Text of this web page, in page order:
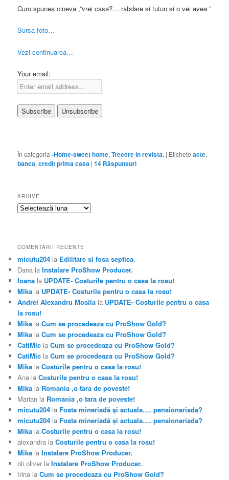
Cum spunea cineva ,”vrei casa?….rabdare si tutun si o vei avea ”
Sursa foto…
Vezi continuarea…
Your email:
În categoria -Home-sweet home,Trecere in revista. | Etichete acte,
banca,credit prima casa |14 Răspunsuri
ARHIVE
Arhive
COMENTARII RECENTE
micutu204 la Edilitare si fosa septica.
Dana laInstalare ProShow Producer.
Ioana la UPDATE- Costurile pentru o casa la rosu!
Mika la UPDATE- Costurile pentru o casa la rosu!
Andrei Alexandru Mosila la UPDATE- Costurile pentru o casa
la rosu!
Mika laCum se procedeaza cu ProShow Gold?
Mika laCum se procedeaza cu ProShow Gold?
CatiMic laCum se procedeaza cu ProShow Gold?
CatiMic laCum se procedeaza cu ProShow Gold?
Mika laCosturile pentru o casa la rosu!
Ana laCosturile pentru o casa la rosu!
Mika la Romania ,o tara de poveste!
Marian la Romania ,o tara de poveste!
micutu204 la Fosta mineriadă şi actuala…. pensionariada?
micutu204 la Fosta mineriadă şi actuala…. pensionariada?
Mika laCosturile pentru o casa la rosu!
alexandra laCosturile pentru o casa la rosu!
Mika laInstalare ProShow Producer.
oli oliver laInstalare ProShow Producer.
Irina laCum se procedeaza cu ProShow Gold?